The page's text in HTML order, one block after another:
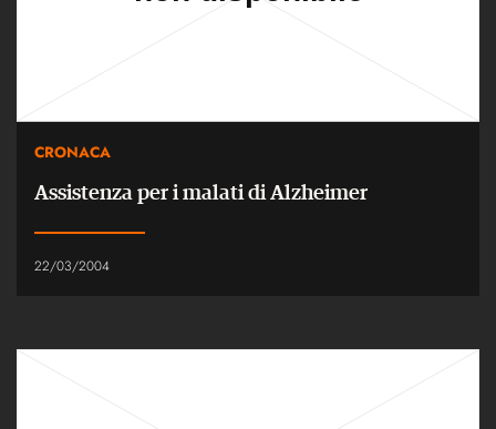
CRONACA
Assistenza per i malati di Alzheimer
22/03/2004